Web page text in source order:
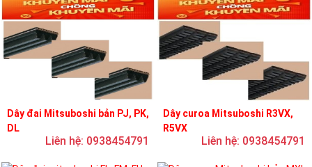
Dây đai Mitsuboshi bản PJ, PK,
DL
Liên hệ: 0938454791
Dây curoa Mitsuboshi R3VX,
R5VX
Liên hệ: 0938454791